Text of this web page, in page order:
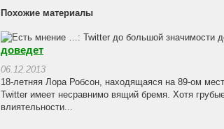
Похожие материалы
доведет
06.12.2013
18-летняя Лора Робсон, находящаяся на 89-ом
Twitter имеет несравнимо вящий бремя. Хотя
влиятельности...